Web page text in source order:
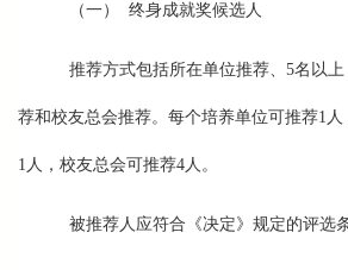
（一） 终身成就奖候选人
推荐方式包括所在单位推荐、5名以
荐和校友总会推荐。每个培养单位可推荐1
1人，校友总会可推荐4人。
被推荐人应符合《决定》规定的评选条